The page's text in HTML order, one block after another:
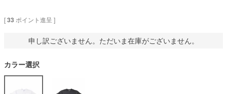
[33 ポイント進呈 ]
申し訳ございません。ただいま在庫がございません。
カラー選択